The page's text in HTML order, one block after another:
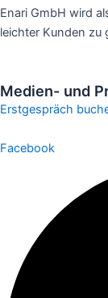
Enari GmbH wird
leichter Kunden zu
Medien- und
Erstgespräch
Facebook